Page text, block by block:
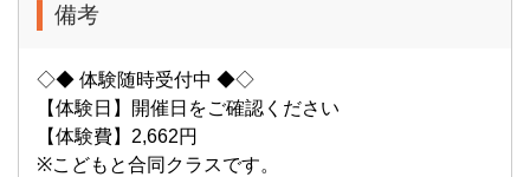
備考
◇◆ 体験随時受付中 ◆◇
【体験日】開催日をご確認ください
【体験費】2,662円
※こどもと合同クラスです。